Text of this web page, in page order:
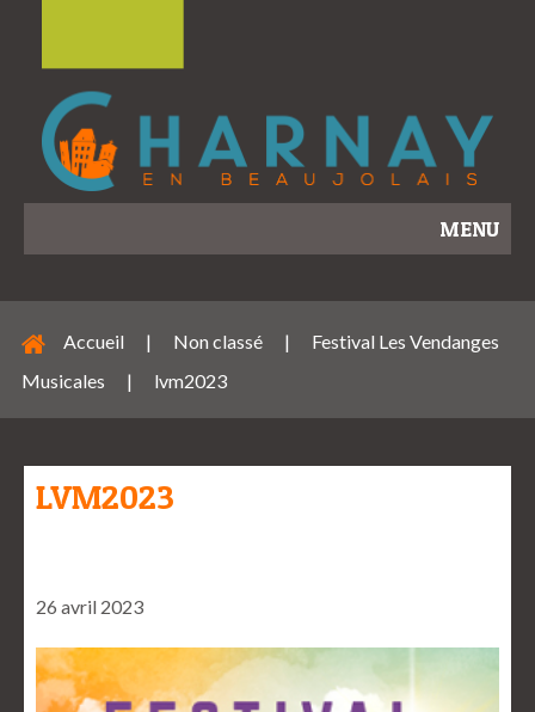
MENU
Accueil | Non classé |
Festival Les Vendanges
Musicales
| lvm2023
LVM2023
26 avril 2023